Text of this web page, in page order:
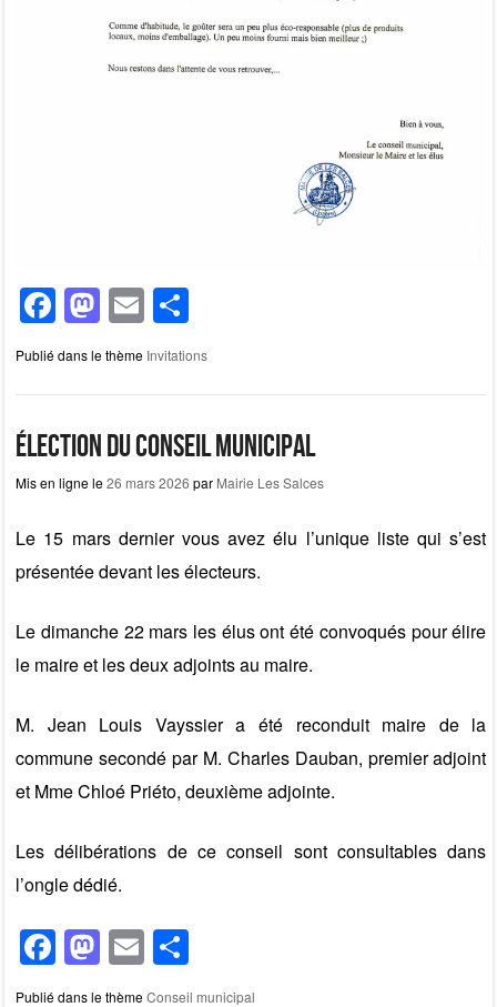
F
a
c
e
b
o
o
k
M
a
st
o
d
o
E
m
ail
ar
ta
g
er
Publié dans le thème Invitations
Élection du Conseil Municipal
Mis en ligne le26 mars 2026 par Mairie Les Salces
Le 15 mars dernier vous avez élu l’unique liste qui s’est
présentée devant les électeurs.
Le dimanche 22 mars les élus ont été convoqués pour élire
le maire et les deux adjoints au maire.
M. Jean Louis Vayssier a été reconduit maire de la
commune secondé par M. Charles Dauban, premier adjoint
et Mme Chloé Priéto, deuxième adjointe.
Les délibérations de ce conseil sont consultables dans
l’ongle dédié.
F
a
M
a
E
m ar
Publié dans le thèmeConseil municipal